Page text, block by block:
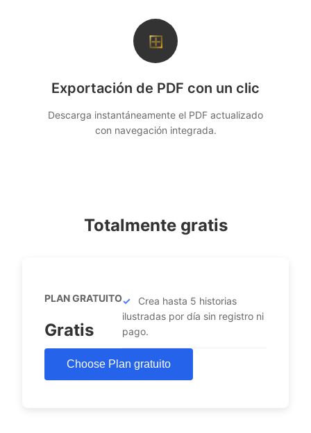
⊞
Exportación de PDF con un clic
Descarga instantáneamente el PDF actualizado
con navegación integrada.
Totalmente gratis
PLAN GRATUITO
Gratis
Crea hasta 5 historias
ilustradas por día sin registro ni
pago.
Choose Plan gratuito